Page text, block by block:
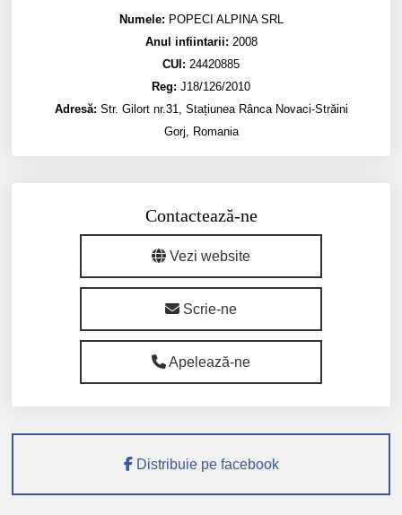
Numele: POPECI ALPINA SRL
Anul infiintarii: 2008
CUI: 24420885
Reg: J18/126/2010
Adresă: Str. Gilort nr.31, Stațiunea Rânca Novaci-Străini
Gorj, Romania
Contactează-ne
Vezi website
Scrie-ne
Apelează-ne
Distribuie pe facebook